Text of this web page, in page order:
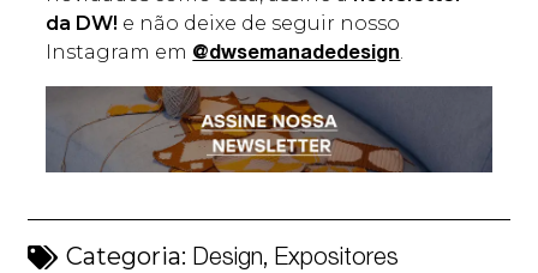
da DW! e não deixe de seguir nosso
Instagram em @dwsemanadedesign.
Categoria: Design, Expositores